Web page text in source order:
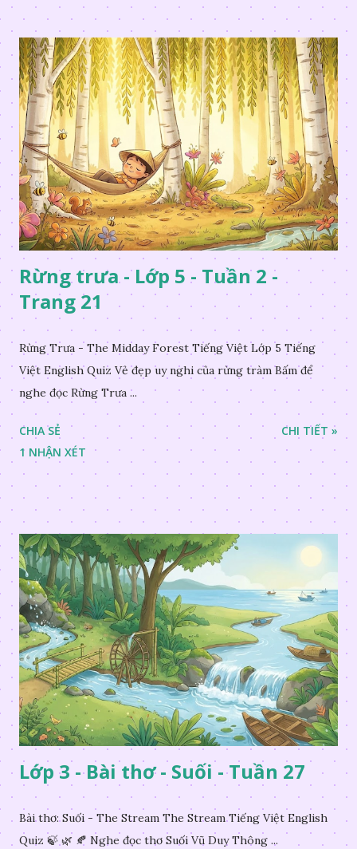
Rừng trưa - Lớp 5 - Tuần 2 -
Trang 21
Rừng Trưa - The Midday Forest Tiếng Việt Lớp 5 Tiếng
Việt English Quiz Vẻ đẹp uy nghi của rừng tràm Bấm để
nghe đọc Rừng Trưa ...
CHIA SẺ
1 NHẬN XÉT
CHI TIẾT »
Lớp 3 - Bài thơ - Suối - Tuần 27
Bài thơ: Suối - The Stream The Stream Tiếng Việt English
Quiz 🍃 🌿 🍂 Nghe đọc thơ Suối Vũ Duy Thông ...